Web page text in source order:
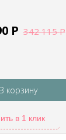
Р 342 115Р
В корзину
в 1 клик